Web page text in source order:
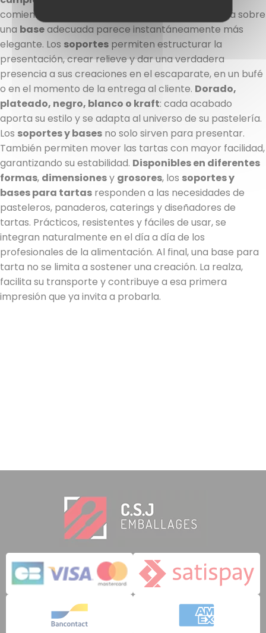
comienza con una base sólida. Una tarta colocada sobre
una baseadecuada parece instantáneamente más
elegante. Los soportes permiten estructurar la
presentación, crear relieve y dar una verdadera
presencia a sus creaciones en el escaparate, en un bufé
o en el momento de la entrega al cliente. Dorado,
plateado, negro, blanco o kraft: cada acabado
aporta su estilo y se adapta al universo de su pastelería.
Los soportes y bases no solo sirven para presentar.
También permiten mover las tartas con mayor facilidad,
garantizando su estabilidad. Disponibles en diferentes
formas, dimensionesy grosores, los soportes y
bases para tartas responden a las necesidades de
pasteleros, panaderos, caterings y diseñadores de
tartas. Prácticos, resistentes y fáciles de usar, se
integran naturalmente en el día a día de los
profesionales de la alimentación. Al final, una base para
tarta no se limita a sostener una creación. La realza,
facilita su transporte y contribuye a esa primera
impresión que ya invita a probarla.